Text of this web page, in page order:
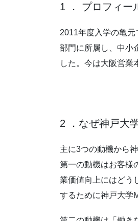
1 ． プロフィー
2011年度入学の亀
部門に所属し、中小
した。今は大阪営業
2 ．なぜ神戸大
主に3つの動機から
第一の動機はお客様
業価値向上にはどう
するために神戸大学